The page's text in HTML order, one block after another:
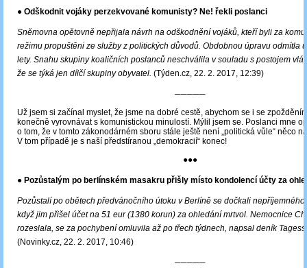
● Odškodnit vojáky perzekvované komunisty? Ne! řekli poslanci
Sněmovna opětovně nepřijala návrh na odškodnění vojáků, kteří byli za
režimu propuštěni ze služby z politických důvodů. Obdobnou úpravu odmítla
lety. Snahu skupiny koaličních poslanců neschválila v souladu s postojem
že se týká jen dílčí skupiny obyvatel. (Týden.cz, 22. 2. 2017, 12:39)
─────
Už jsem si začínal myslet, že jsme na dobré cestě, abychom se i se
konečně vyrovnávat s komunistickou minulostí. Mýlil jsem se. Poslanci mne
o tom, že v tomto zákonodárném sboru stále ještě není „politická vůle“ něco
V tom případě je s naší předstíranou „demokracií“ konec!
●●●
● Pozůstalým po berlínském masakru přišly místo kondolencí účty za
Pozůstalí po obětech předvánočního útoku v Berlíně se dočkali
když jim přišel účet na 51 eur (1380 korun) za ohledání mrtvol. Nemocnice
rozeslala, se za pochybení omluvila až po třech týdnech, napsal deník
(Novinky.cz, 22. 2. 2017, 10:46)
─────